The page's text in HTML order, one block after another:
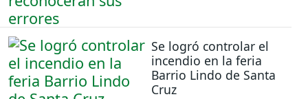
Se logró controlar el
incendio en la feria
Barrio Lindo de Santa
Cruz